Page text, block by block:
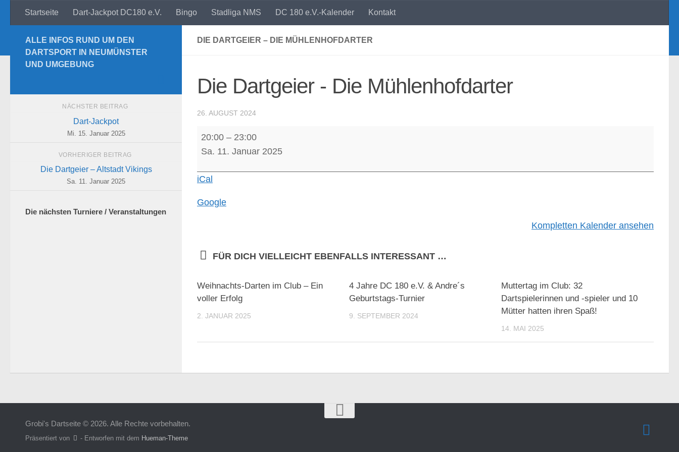
Zum Inhalt springen
Startseite Dart-Jackpot DC180 e.V. Bingo Stadliga NMS DC 180 e.V.-Kalender Kontakt
DIE DARTGEIER – DIE MÜHLENHOFDARTER
Die Dartgeier - Die Mühlenhofdarter
26. AUGUST 2024
Die
Dartgeier
Die
20:00 – 23:00
Sa. 11. Januar 2025
iCal
Google
Kompletten Kalender ansehen
FÜR DICH VIELLEICHT EBENFALLS INTERESSANT …
Weihnachts-Darten im Club – Ein
voller Erfolg
2. JANUAR 2025
4 Jahre DC 180 e.V. & Andre´s
Geburtstags-Turnier
9. SEPTEMBER 2024
Muttertag im Club: 32
Dartspielerinnen und -spieler und 10
Mütter hatten ihren Spaß!
14. MAI 2025
ALLE INFOS RUND UM DEN
DARTSPORT IN NEUMÜNSTER
UND UMGEBUNG
NÄCHSTER BEITRAG
Dart-Jackpot
Mi. 15. Januar 2025
VORHERIGER BEITRAG
Die Dartgeier – Altstadt Vikings
Sa. 11. Januar 2025
Die nächsten Turniere / Veranstaltungen
Grobi's Dartseite © 2026. Alle Rechte vorbehalten.
Präsentiert von - Entworfen mit dem Hueman-Theme